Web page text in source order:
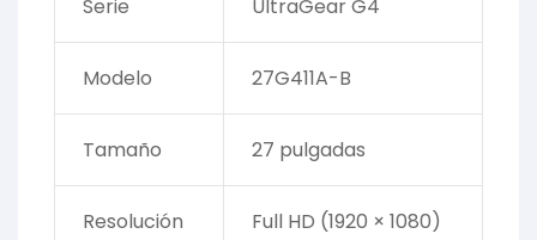
Serie UltraGear G4
Modelo 27G411A-B
Tamaño 27 pulgadas
Resolución Full HD (1920 × 1080)